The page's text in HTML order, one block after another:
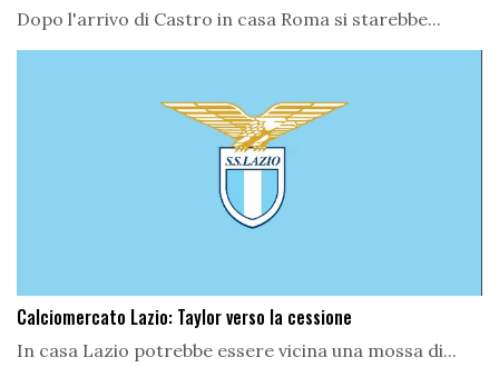
Dopo l'arrivo di Castro in casa Roma si starebbe...
Calciomercato Lazio: Taylor verso la cessione
In casa Lazio potrebbe essere vicina una mossa di...